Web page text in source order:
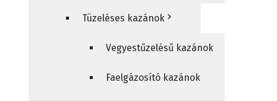
Tüzeléses kazánok
Vegyestűzelésű kazánok
Faelgázosító kazánok